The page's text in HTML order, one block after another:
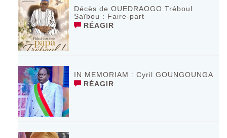
Décès de OUEDRAOGO Tréboul
Saïbou : Faire-part
RÉAGIR
IN MEMORIAM : Cyril GOUNGOUNGA
RÉAGIR